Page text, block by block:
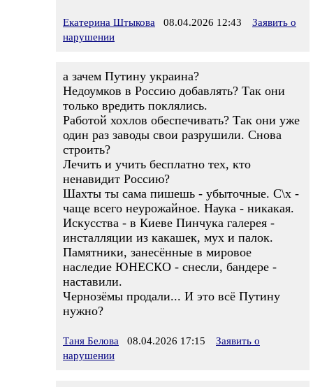
Екатерина Штыкова 08.04.2026 12:43
Заявить о
нарушении
а зачем Путину украина?
Недоумков в Россию добавлять? Так они
только вредить поклялись.
Работой хохлов обеспечивать? Так они уже
один раз заводы свои разрушили. Снова
строить?
Лечить и учить бесплатно тех, кто
ненавидит Россию?
Шахты ты сама пишешь - убыточные. С\х -
чаще всего неурожайное. Наука - никакая.
Искусства - в Киеве Пинчука галерея -
инсталляции из какашек, мух и палок.
Памятники, занесённые в мировое
наследие ЮНЕСКО - снесли, бандере -
наставили.
Чернозёмы продали... И это всё Путину
нужно?
Таня Белова 08.04.2026 17:15
Заявить о
нарушении